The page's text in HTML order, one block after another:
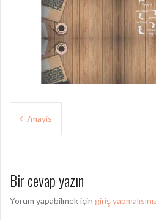
ı
d
7mayis
Bir cevap yazın
Yorum yapabilmek için giriş